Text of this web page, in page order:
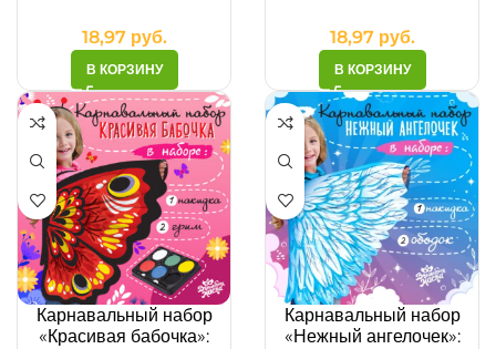
18,97 руб.
В КОРЗИНУ
18,97 руб.
В КОРЗИНУ
Карнавальный набор
«Красивая бабочка»:
Карнавальный набор
«Нежный ангелочек»: